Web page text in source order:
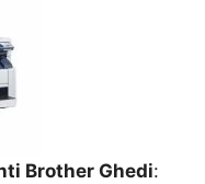
Brother Ghedi: